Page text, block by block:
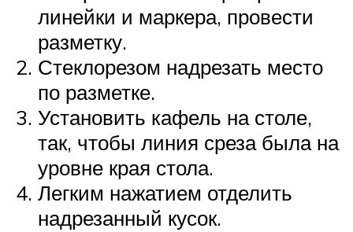
линейки и маркера, провести
разметку.
Стеклорезом надрезать место
по разметке.
Установить кафель на столе,
так, чтобы линия среза была на
уровне края стола.
Легким нажатием отделить
надрезанный кусок.